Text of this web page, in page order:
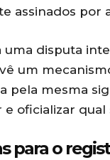
assinados por
uma disputa
um
pela mesma
e oficializar
para o